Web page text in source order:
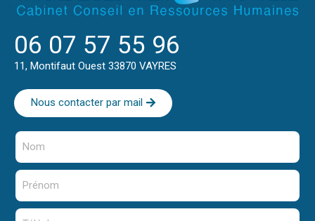
06 07 57 55 96
11, Montifaut Ouest 33870 VAYRES
Nous contacter par mail